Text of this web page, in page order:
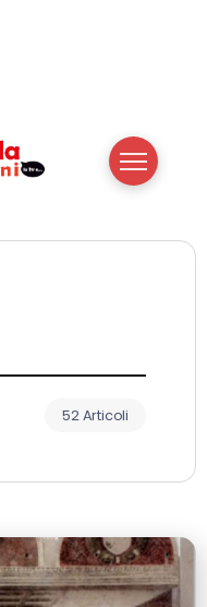
52 Articoli